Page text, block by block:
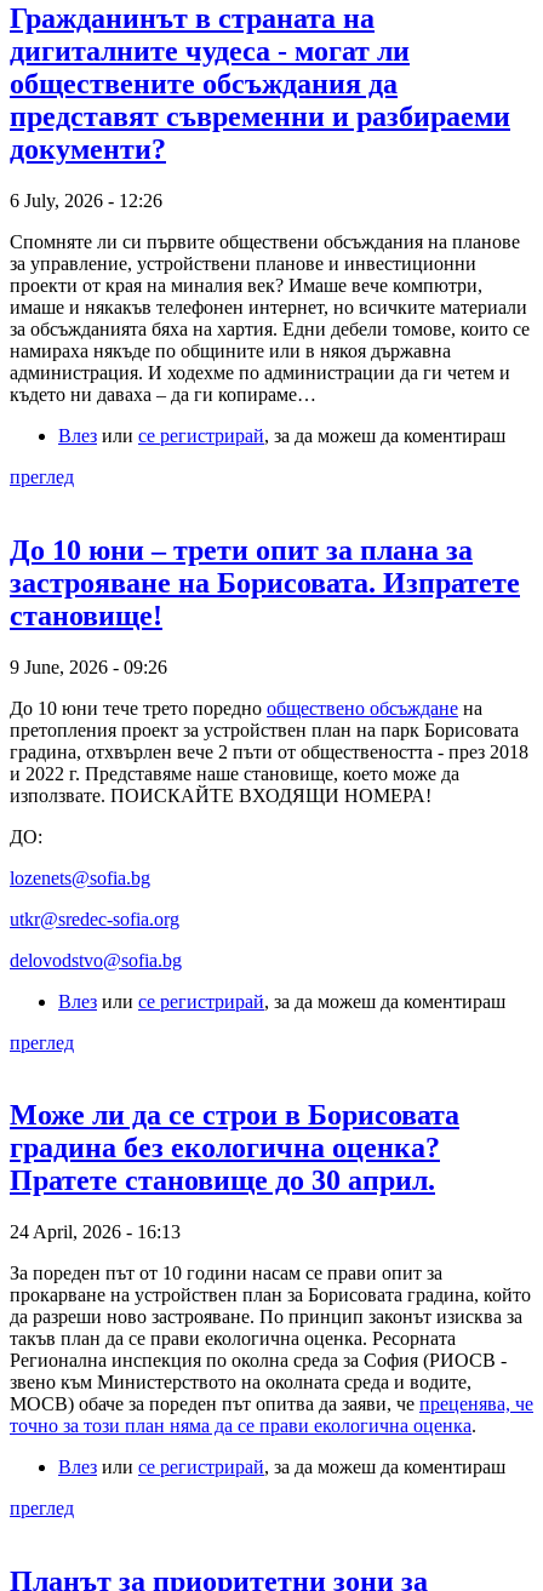
Гражданинът в страната на
дигиталните чудеса - могат ли
обществените обсъждания да
представят съвременни и разбираеми
документи?
6 July, 2026 - 12:26
Спомняте ли си първите обществени обсъждания на планове
за управление, устройствени планове и инвестиционни
проекти от края на миналия век? Имаше вече компютри,
имаше и някакъв телефонен интернет, но всичките материали
за обсъжданията бяха на хартия. Едни дебели томове, които се
намираха някъде по общините или в някоя държавна
администрация. И ходехме по администрации да ги четем и
където ни даваха – да ги копираме…
Влез или се регистрирай, за да можеш да коментираш
преглед
До 10 юни – трети опит за плана за
застрояване на Борисовата. Изпратете
становище!
9 June, 2026 - 09:26
До 10 юни тече трето поредно обществено обсъждане на
претопления проект за устройствен план на парк Борисовата
градина, отхвърлен вече 2 пъти от обществеността - през 2018
и 2022 г. Представяме наше становище, което може да
използвате. ПОИСКАЙТЕ ВХОДЯЩИ НОМЕРА!
ДО:
lozenets@sofia.bg
utkr@sredec-sofia.org
delovodstvo@sofia.bg
Влез или се регистрирай, за да можеш да коментираш
преглед
Може ли да се строи в Борисовата
градина без екологична оценка?
Пратете становище до 30 април.
24 April, 2026 - 16:13
За пореден път от 10 години насам се прави опит за
прокарване на устройствен план за Борисовата градина, който
да разреши ново застрояване. По принцип законът изисква за
такъв план да се прави екологична оценка. Ресорната
Регионална инспекция по околна среда за София (РИОСВ -
звено към Министерството на околната среда и водите,
МОСВ) обаче за пореден път опитва да заяви, че преценява, че
точно за този план няма да се прави екологична оценка.
Влез или се регистрирай, за да можеш да коментираш
преглед
Планът за приоритетни зони за